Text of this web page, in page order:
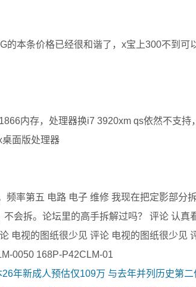
的本条价格已经很和谐了，x宝上300不到
内存，处理器换i7 3920xm qs依然不支
面版处理器
频率第五 电路 电子 维修 我现在把定影部分
不会拆。论坛里的高手拆解过吗？ 评论 认真
电视的图纸很少见 评论 电视的图纸很少见
0050 168P-P42CLM-01
26年新成人预估仅109万 与去年并列历史第二